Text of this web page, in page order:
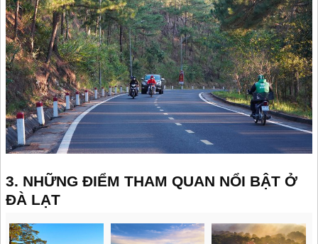
3. NHỮNG ĐIỂM THAM QUAN NỔI BẬT Ở
ĐÀ LẠT